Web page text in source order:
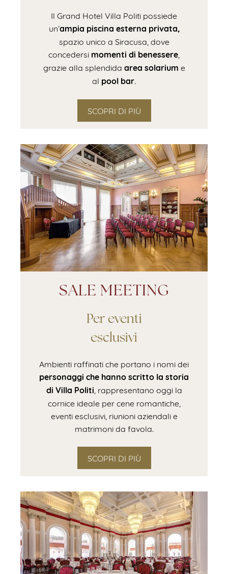
Il Grand Hotel Villa Politi possiede
un’ampia piscina esterna privata,
spazio unico a Siracusa, dove
concedersi momenti di benessere
grazie alla splendida area solarium e
al pool bar
SCOPRI DI PIÙ
SALE MEETING
Per eventi
esclusivi
Ambienti raffinati che portano i nomi dei
personaggi che hanno scritto la storia
di Villa Politi , rappresentano oggi la
cornice ideale per cene romantiche,
eventi esclusivi, riunioni aziendali e
matrimoni da favola.
SCOPRI DI PIÙ